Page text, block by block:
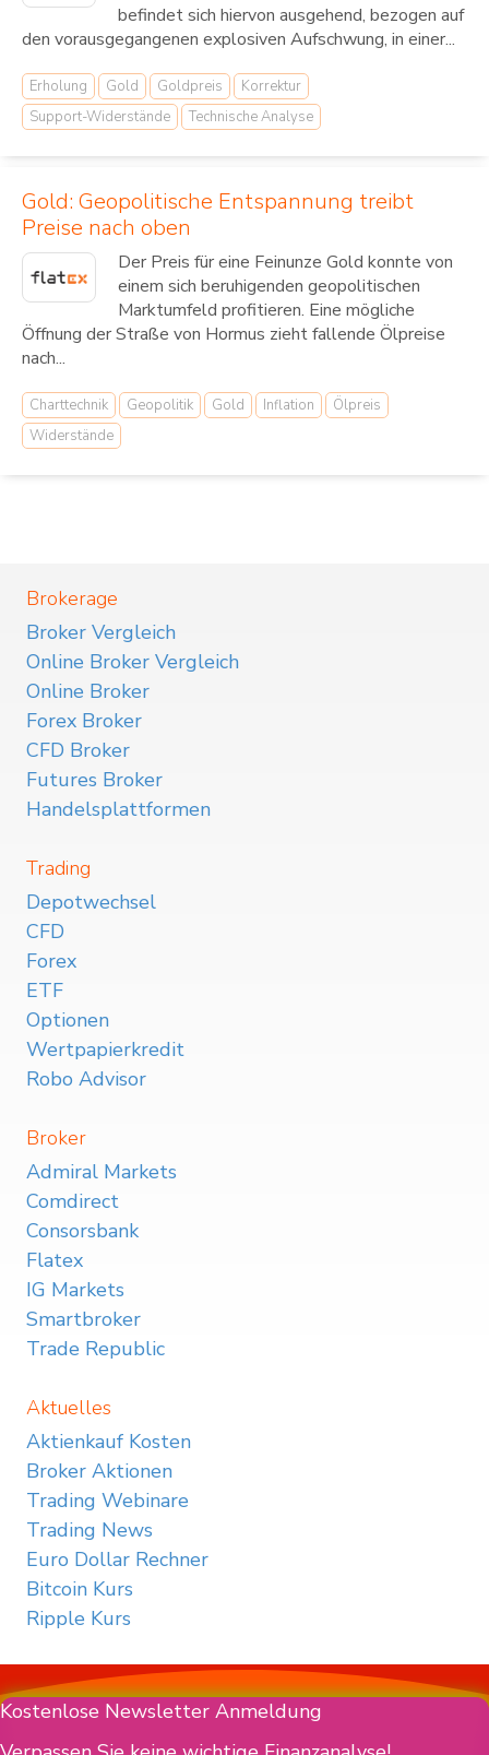
befindet sich hiervon ausgehend, bezogen auf
den vorausgegangenen explosiven Aufschwung, in einer...
Erholung Gold Goldpreis
Korrektur
Support-Widerstände
Technische Analyse
Gold: Geopolitische Entspannung treibt
Preise nach oben
Der Preis für eine Feinunze Gold konnte von
einem sich beruhigenden geopolitischen
Marktumfeld profitieren. Eine mögliche
Öffnung der Straße von Hormus zieht fallende Ölpreise
nach...
Charttechnik Geopolitik Gold Inflation
Ölpreis
Widerstände
Brokerage
Broker Vergleich
Online Broker Vergleich
Online Broker
Forex Broker
CFD Broker
Futures Broker
Handelsplattformen
Trading
Depotwechsel
CFD
Forex
ETF
Optionen
Wertpapierkredit
Robo Advisor
Broker
Admiral Markets
Comdirect
Consorsbank
Flatex
IG Markets
Smartbroker
Trade Republic
Aktuelles
Aktienkauf Kosten
Broker Aktionen
Trading Webinare
Trading News
Euro Dollar Rechner
Bitcoin Kurs
Ripple Kurs
Kostenlose Newsletter Anmeldung